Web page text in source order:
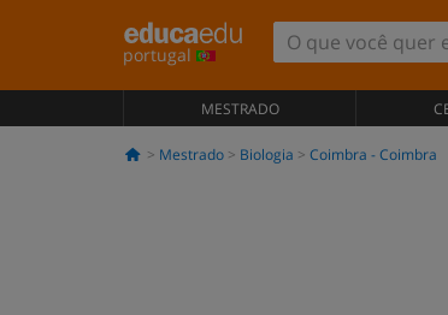
portugal
MESTRADO
Mestrado Biologia Coimbra - Coimbra